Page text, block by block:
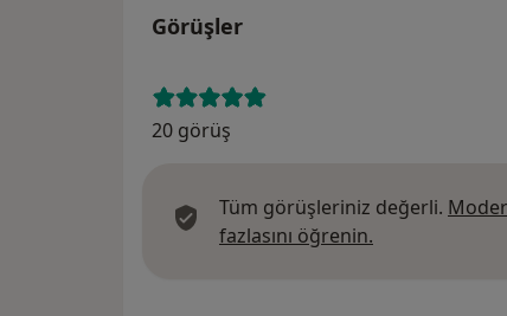
Görüşler
20 görüş
Tüm görüşleriniz değerli.
fazlasını öğrenin.